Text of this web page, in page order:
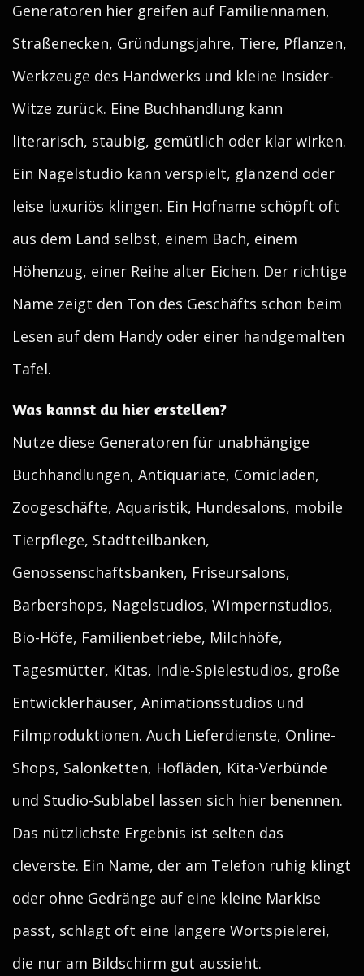
Generatoren hier greifen auf Familiennamen,
Straßenecken, Gründungsjahre, Tiere, Pflanzen,
Werkzeuge des Handwerks und kleine Insider-
Witze zurück. Eine Buchhandlung kann
literarisch, staubig, gemütlich oder klar wirken.
Ein Nagelstudio kann verspielt, glänzend oder
leise luxuriös klingen. Ein Hofname schöpft oft
aus dem Land selbst, einem Bach, einem
Höhenzug, einer Reihe alter Eichen. Der richtige
Name zeigt den Ton des Geschäfts schon beim
Lesen auf dem Handy oder einer handgemalten
Tafel.
Was kannst du hier erstellen?
Nutze diese Generatoren für unabhängige
Buchhandlungen, Antiquariate, Comicläden,
Zoogeschäfte, Aquaristik, Hundesalons, mobile
Tierpflege, Stadtteilbanken,
Genossenschaftsbanken, Friseursalons,
Barbershops, Nagelstudios, Wimpernstudios,
Bio-Höfe, Familienbetriebe, Milchhöfe,
Tagesmütter, Kitas, Indie-Spielestudios, große
Entwicklerhäuser, Animationsstudios und
Filmproduktionen. Auch Lieferdienste, Online-
Shops, Salonketten, Hofläden, Kita-Verbünde
und Studio-Sublabel lassen sich hier benennen.
Das nützlichste Ergebnis ist selten das
cleverste. Ein Name, der am Telefon ruhig klingt
oder ohne Gedränge auf eine kleine Markise
passt, schlägt oft eine längere Wortspielerei,
die nur am Bildschirm gut aussieht.